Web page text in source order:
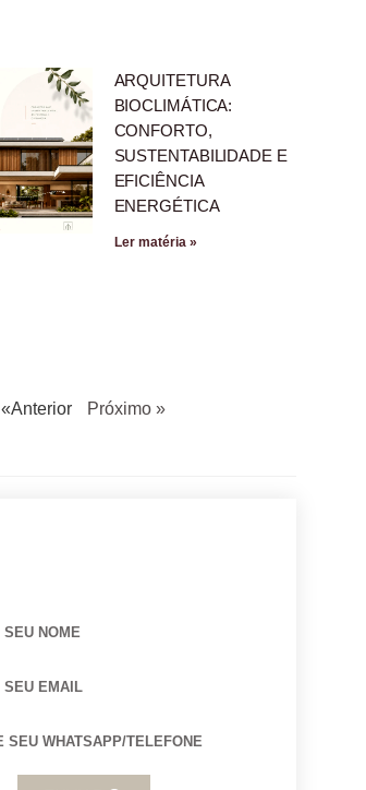
ARQUITETURA
BIOCLIMÁTICA:
CONFORTO,
SUSTENTABILIDADE E
EFICIÊNCIA
ENERGÉTICA
Ler matéria »
«Anterior Próximo »